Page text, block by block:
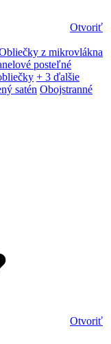
Otvoriť
z mikrovlákna
posteľné
+ 3 ďalšie
satén Obojstranné
Otvoriť